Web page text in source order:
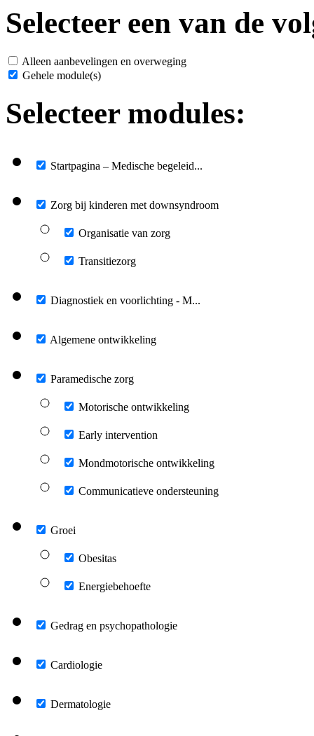
Selecteer een van de
Alleen aanbevelingen en overweging
Gehele module(s)
Selecteer modules:
Startpagina – Medische begeleid...
Zorg bij kinderen met downsyndroom
Organisatie van zorg
Transitiezorg
Diagnostiek en voorlichting - M...
Algemene ontwikkeling
Paramedische zorg
Motorische ontwikkeling
Early intervention
Mondmotorische ontwikkeling
Communicatieve ondersteuning
Groei
Obesitas
Energiebehoefte
Gedrag en psychopathologie
Cardiologie
Dermatologie